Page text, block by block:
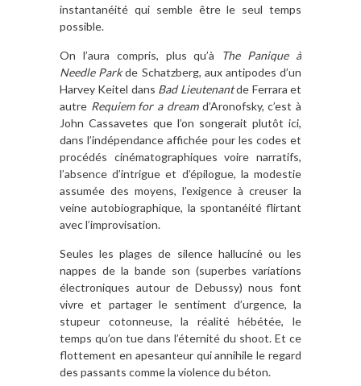
instantanéité qui semble être le seul temps
possible.
On l’aura compris, plus qu’à
The Panique à
Needle Parkde Schatzberg, aux antipodes d’un
Harvey Keitel dans Bad Lieutenantde Ferrara et
autre Requiem for a dream d’Aronofsky, c’est à
John Cassavetes que l’on songerait plutôt ici,
dans l’indépendance affichée pour les codes et
procédés cinématographiques voire narratifs,
l’absence d’intrigue et d’épilogue, la modestie
assumée des moyens, l’exigence à creuser la
veine autobiographique, la spontanéité flirtant
avec l’improvisation.
Seules les plages de silence halluciné ou les
nappes de la bande son (superbes variations
électroniques autour de Debussy) nous font
vivre et partager le sentiment d’urgence, la
stupeur cotonneuse, la réalité hébétée, le
temps qu’on tue dans l’éternité du shoot. Et ce
flottement en apesanteur qui annihile le regard
des passants comme la violence du béton.